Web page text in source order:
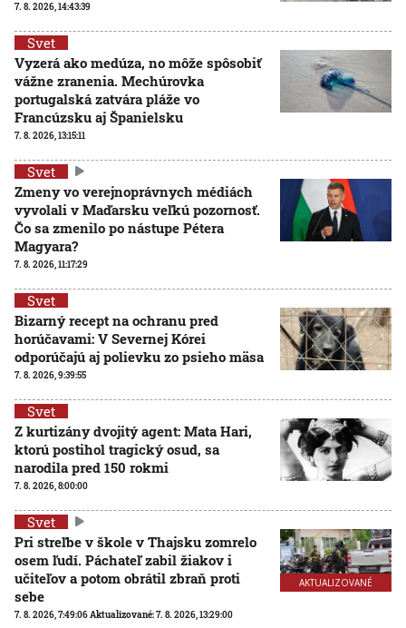
7. 8. 2026, 14:43:39
Svet
Vyzerá ako medúza, no môže spôsobiť
vážne zranenia. Mechúrovka
portugalská zatvára pláže vo
Francúzsku aj Španielsku
7. 8. 2026, 13:15:11
Svet
Zmeny vo verejnoprávnych médiách
vyvolali v Maďarsku veľkú pozornosť.
Čo sa zmenilo po nástupe Pétera
Magyara?
7. 8. 2026, 11:17:29
Svet
Bizarný recept na ochranu pred
horúčavami: V Severnej Kórei
odporúčajú aj polievku zo psieho mäsa
7. 8. 2026, 9:39:55
Svet
Z kurtizány dvojitý agent: Mata Hari,
ktorú postihol tragický osud, sa
narodila pred 150 rokmi
7. 8. 2026, 8:00:00
AKTUALIZOVANÉ
Svet
Pri streľbe v škole v Thajsku zomrelo
osem ľudí. Páchateľ zabil žiakov i
učiteľov a potom obrátil zbraň proti
sebe
7. 8. 2026, 7:49:06Aktualizované:7. 8. 2026, 13:29:00